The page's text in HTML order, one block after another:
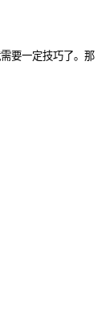
要一定技巧了。那